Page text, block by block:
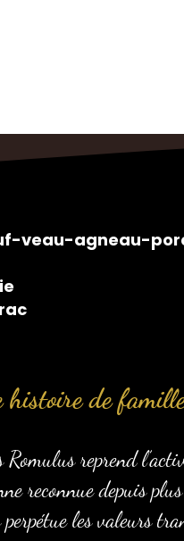
veau-agneau-
histoire de
reprend
reconnue depuis
les valeurs